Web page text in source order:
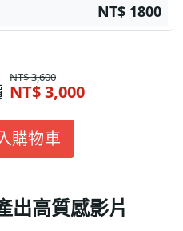
NT$ 1800
NT$ 3,600
NT$ 3,000
購物車
出高質感影片